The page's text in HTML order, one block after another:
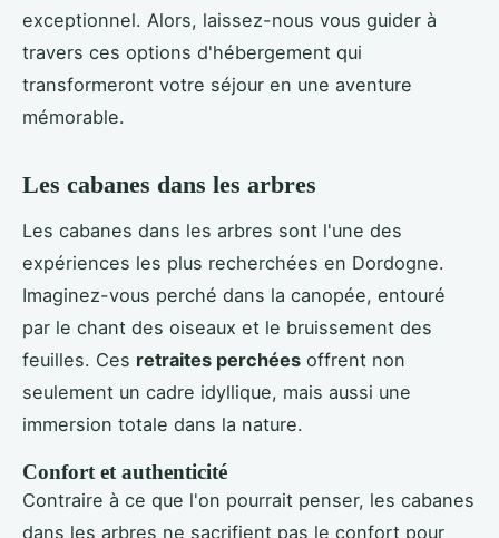
exceptionnel. Alors, laissez-nous vous guider à
travers ces options d'hébergement qui
transformeront votre séjour en une aventure
mémorable.
Les cabanes dans les arbres
Les cabanes dans les arbres sont l'une des
expériences les plus recherchées en Dordogne.
Imaginez-vous perché dans la canopée, entouré
par le chant des oiseaux et le bruissement des
feuilles. Ces retraites perchées offrent non
seulement un cadre idyllique, mais aussi une
immersion totale dans la nature.
Confort et authenticité
Contraire à ce que l'on pourrait penser, les cabanes
dans les arbres ne sacrifient pas le confort pour